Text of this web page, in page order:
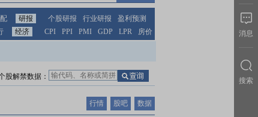
研报 个股研报 行业研报
盈利预测
经济 CPI PPI PMI GDP LPR 房价
股解禁数据：
行情 股吧 数据
消息
搜索